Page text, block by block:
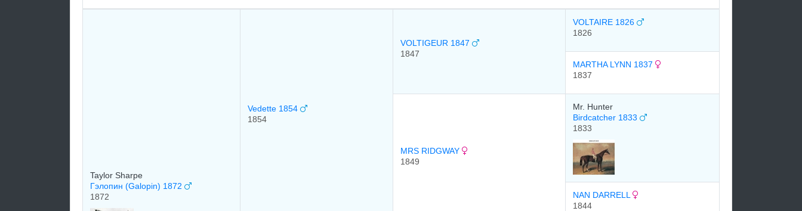
Taylor Sharpe
Гэлопин (Galopin) 1872
1872
Vedette 1854
1854
VOLTIGEUR 1847
1847
VOLTAIRE 1826
1826
MARTHA LYNN 1837
1837
MRS RIDGWAY
1849
Mr. Hunter
Birdcatcher 1833
1833
NAN DARRELL
1844